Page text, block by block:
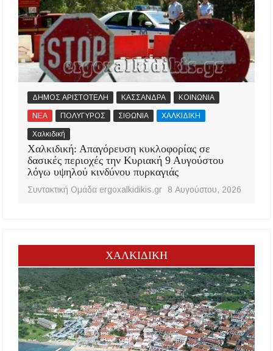
ΔΗΜΟΣ ΑΡΙΣΤΟΤΕΛΗ ΚΑΣΣΑΝΔΡΑ ΚΟΙΝΩΝΙΑ
ΝΕΑ ΠΟΛΥΓΥΡΟΣ ΣΙΘΩΝΙΑ ΧΑΛΚΙΔΙΚΗ
Χαλκιδική
Χαλκιδική: Απαγόρευση κυκλοφορίας σε
δασικές περιοχές την Κυριακή 9 Αυγούστου
λόγω υψηλού κινδύνου πυρκαγιάς
Συντακτική Ομάδα ergoxalkidikis.gr 8 Αυγούστου, 2026
ΧΑΛΚΙΔΙΚΗ